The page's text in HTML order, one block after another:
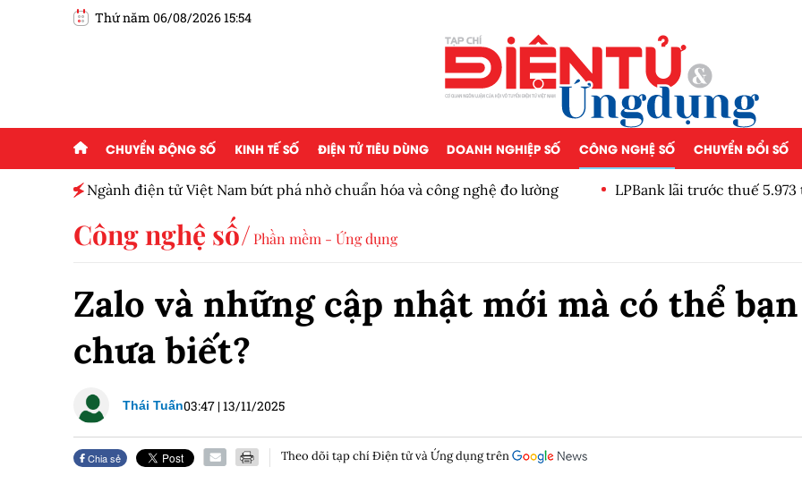
Thứ năm 06/08/2026 15:54
CHUYỂN ĐỘNG SỐ KINH TẾ SỐ ĐIỆN TỬ TIÊU DÙNG DOANH NGHIỆP SỐ CÔNG NGHỆ SỐ CHUYỂN ĐỔI SỐ
Ngành điện tử Việt Nam bứt phá nhờ chuẩn hóa và công nghệ đo lường
LPBank lãi trước thuế
Công nghệ số Phần mềm - Ứng dụng
Zalo và những cập nhật mới mà có thể bạn
chưa biết?
Thái Tuấn03:47 |13/11/2025
Chia sẻ Theo dõi tạp chí Điện tử và Ứng dụng trên